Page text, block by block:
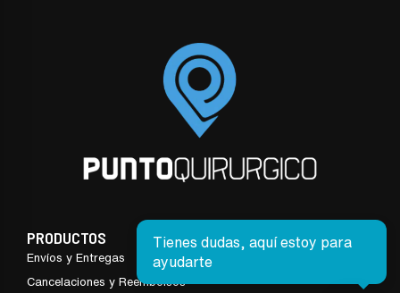
PRODUCTOS
Envíos y Entregas
Cancelaciones y Reembolsos
Tienes dudas, aquí estoy para
ayudarte